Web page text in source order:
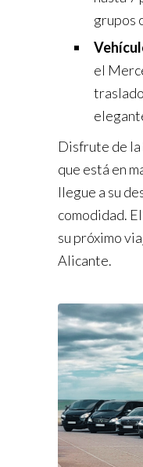
grupos
el
Disfrute de
que está en
llegue a su
comodidad.
su próximo
Alicante.